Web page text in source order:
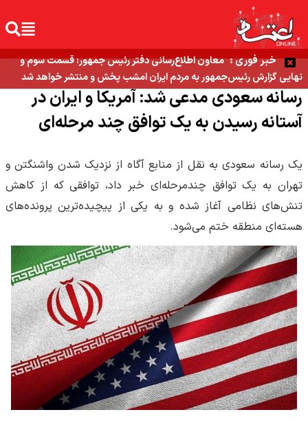
خبر فوری : معاون اطلاع‌رسانی دفتر رئیس جمهور: قسمت سوم و
نهایی گزارش رئیس‌جمهور به مردم ایران امشب پخش و منتشر خواهد شد
رسانه سعودی مدعی شد: آمریکا و ایران در
آستانه رسیدن به یک توافق چند مرحله‌ای
یک رسانه سعودی به نقل از منابع آگاه از نزدیک شدن واشنگتن و
تهران به یک توافق چندمرحله‌ای خبر داد، توافقی که از کاهش
تنش‌های نظامی آغاز شده و به یکی از پیچیده‌ترین پرونده‌های
هسته‌ای منطقه ختم می‌شود.